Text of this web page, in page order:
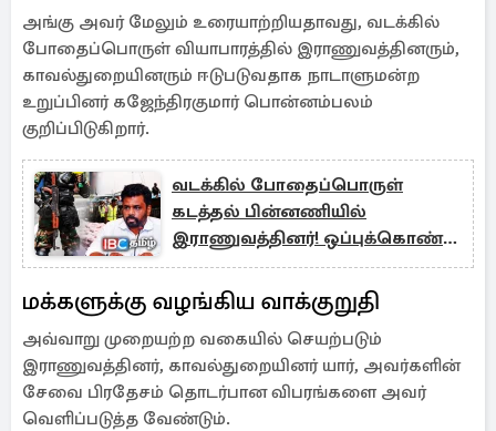
அங்கு அவர் மேலும் உரையாற்றியதாவது, வடக்கில்
போதைப்பொருள் வியாபாரத்தில் இராணுவத்தினரும்,
காவல்துறையினரும் ஈடுபடுவதாக நாடாளுமன்ற
உறுப்பினர் கஜேந்திரகுமார் பொன்னம்பலம்
குறிப்பிடுகிறார்.
வடக்கில் போதைப்பொருள்
கடத்தல் பின்னணியில்
இராணுவத்தினர்! ஒப்புக்கொண்ட
அரசாங்கம்
மக்களுக்கு வழங்கிய வாக்குறுதி
அவ்வாறு முறையற்ற வகையில் செயற்படும்
இராணுவத்தினர், காவல்துறையினர் யார், அவர்களின்
சேவை பிரதேசம் தொடர்பான விபரங்களை அவர்
வெளிப்படுத்த வேண்டும்.